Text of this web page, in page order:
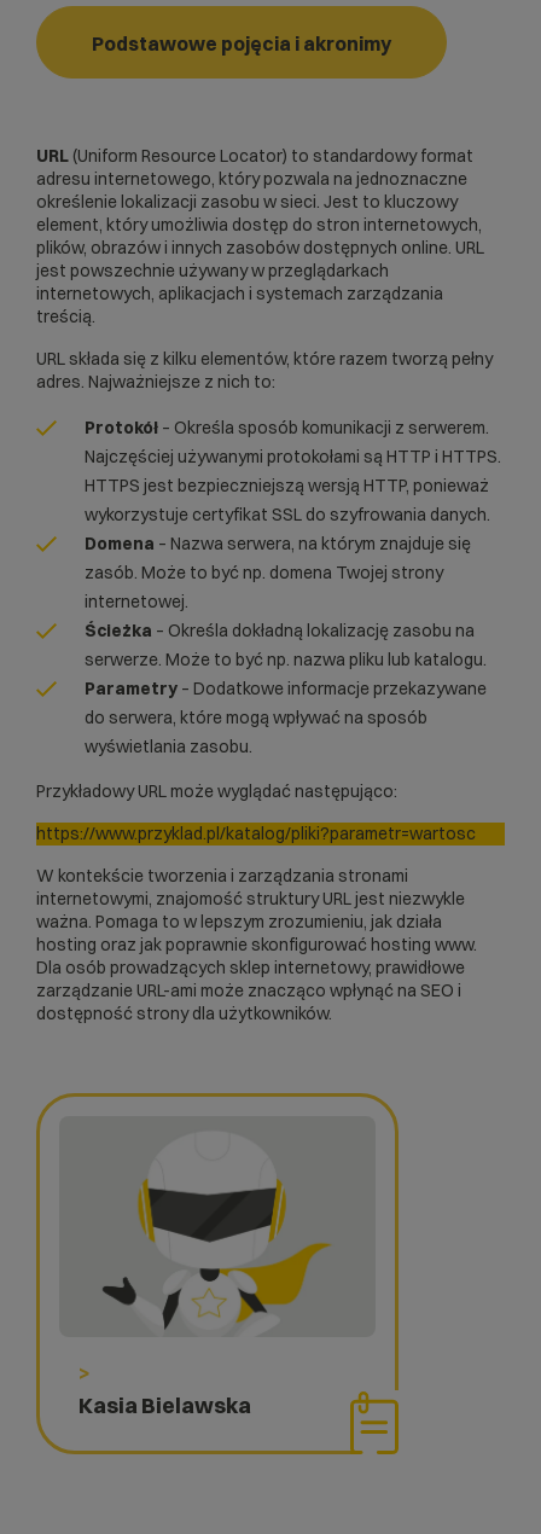
>
Kasia Bielawska
Podstawowe pojęcia i akronimy
URL (Uniform Resource Locator) to standardowy format
adresu internetowego, który pozwala na jednoznaczne
określenie lokalizacji zasobu w sieci. Jest to kluczowy
element, który umożliwia dostęp do stron internetowych,
plików, obrazów i innych zasobów dostępnych online. URL
jest powszechnie używany w przeglądarkach
internetowych, aplikacjach i systemach zarządzania
treścią.
URL składa się z kilku elementów, które razem tworzą pełny
adres. Najważniejsze z nich to:
Protokół – Określa sposób komunikacji z serwerem.
Najczęściej używanymi protokołami są HTTP i HTTPS.
HTTPS jest bezpieczniejszą wersją HTTP, ponieważ
wykorzystuje certyfikat SSL do szyfrowania danych.
Domena – Nazwa serwera, na którym znajduje się
zasób. Może to być np. domena Twojej strony
internetowej.
Ścieżka – Określa dokładną lokalizację zasobu na
serwerze. Może to być np. nazwa pliku lub katalogu.
Parametry – Dodatkowe informacje przekazywane
do serwera, które mogą wpływać na sposób
wyświetlania zasobu.
Przykładowy URL może wyglądać następująco:
https://www.przyklad.pl/katalog/pliki?parametr=wartosc
W kontekście tworzenia i zarządzania stronami
internetowymi, znajomość struktury URL jest niezwykle
ważna. Pomaga to w lepszym zrozumieniu, jak działa
hosting oraz jak poprawnie skonfigurować hosting www.
Dla osób prowadzących sklep internetowy, prawidłowe
zarządzanie URL-ami może znacząco wpłynąć na SEO i
dostępność strony dla użytkowników.